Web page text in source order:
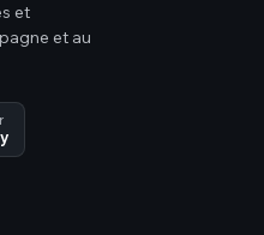
et
et au